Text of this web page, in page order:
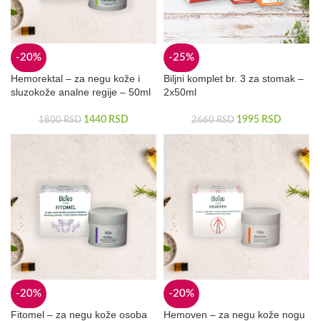
-20%
Hemorektal – za negu kože i
sluzokože analne regije – 50ml
1800RSD 1440 RSD
-25%
Biljni komplet br. 3 za stomak –
2x50ml
2660RSD 1995 RSD
-20%
Fitomel – za negu kože osoba
-20%
Hemoven – za negu kože nogu